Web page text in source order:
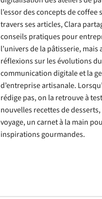
l’essor des concepts de coffee
travers ses articles, Clara
conseils pratiques pour
l’univers de la pâtisserie, mais
réflexions sur les évolutions
communication digitale et la
d’entreprise artisanale.
rédige pas, on la retrouve à
nouvelles recettes de
voyage, un carnet à la main
inspirations gourmandes.